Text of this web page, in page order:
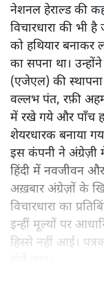
नेशनल हेराल्ड की
विचारधारा की भी
को हथियार बनाकर
का सपना था।
(एजेएल) की
वल्लभ पंत, रफ़ी
में रखे गये और पाँच
शेयरधारक बनाया
इस कंपनी ने अंग्रेज़ी
हिंदी में नवजीवन
अख़बार अंग्रेज़ों के
विचारधारा का
इन्हीं मूल्यों पर
हिस्से नहीं आई।